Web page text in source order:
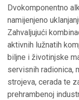
Dvokomponentno
namijenjeno
Zahvaljujući
aktivnih lužnatih
biljne i životinjske
servisnih radionica,
strojeva, cerada te
prehrambenoj